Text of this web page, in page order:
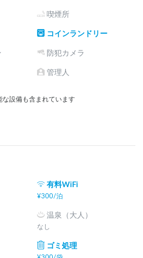
喫煙所
コインランドリー
防犯カメラ
管理人
設備も含まれています
有料WiFi
¥300/泊
温泉（大人）
なし
ゴミ処理